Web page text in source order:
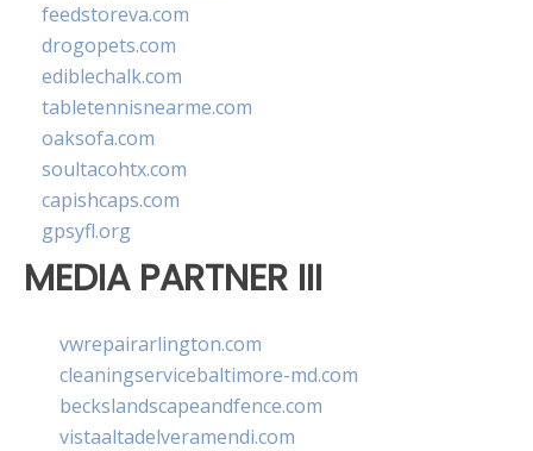
feedstoreva.com
drogopets.com
ediblechalk.com
tabletennisnearme.com
oaksofa.com
soultacohtx.com
capishcaps.com
gpsyfl.org
MEDIA PARTNER III
vwrepairarlington.com
cleaningservicebaltimore-md.com
beckslandscapeandfence.com
vistaaltadelveramendi.com